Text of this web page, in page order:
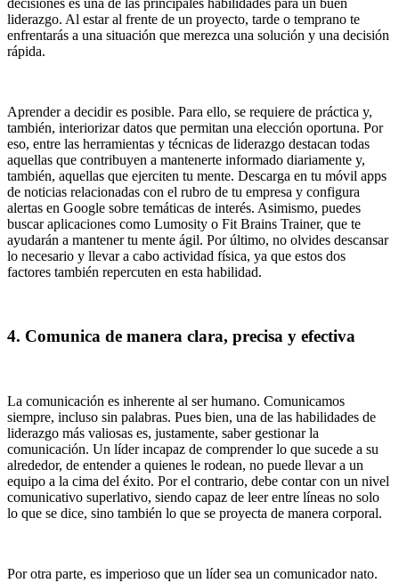
liderazgo. Al estar al frente de un proyecto, tarde o temprano te
enfrentarás a una situación que merezca una solución y una decisión
rápida.
Aprender a decidir es posible. Para ello, se requiere de práctica y,
también, interiorizar datos que permitan una elección oportuna. Por
eso, entre las herramientas y técnicas de liderazgo destacan todas
aquellas que contribuyen a mantenerte informado diariamente y,
también, aquellas que ejerciten tu mente. Descarga en tu móvil apps
de noticias relacionadas con el rubro de tu empresa y configura
alertas en Google sobre temáticas de interés. Asimismo, puedes
buscar aplicaciones como Lumosity o Fit Brains Trainer, que te
ayudarán a mantener tu mente ágil. Por último, no olvides descansar
lo necesario y llevar a cabo actividad física, ya que estos dos
factores también repercuten en esta habilidad.
4. Comunica de manera clara, precisa y efectiva
La comunicación es inherente al ser humano. Comunicamos
siempre, incluso sin palabras. Pues bien, una de las habilidades de
liderazgo más valiosas es, justamente, saber gestionar la
comunicación. Un líder incapaz de comprender lo que sucede a su
alrededor, de entender a quienes le rodean, no puede llevar a un
equipo a la cima del éxito. Por el contrario, debe contar con un nivel
comunicativo superlativo, siendo capaz de leer entre líneas no solo
lo que se dice, sino también lo que se proyecta de manera corporal.
Por otra parte, es imperioso que un líder sea un comunicador nato.